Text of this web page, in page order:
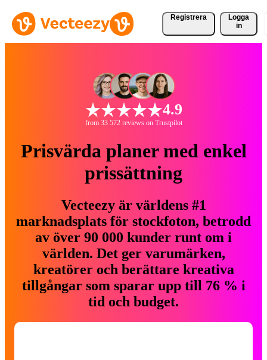
Registrera
Logga
in
4.9
from 33 572 reviews on Trustpilot
Prisvärda planer med enkel
prissättning
Vecteezy är världens #1
marknadsplats för stockfoton, betrodd
av över 90 000 kunder runt om i
världen. Det ger varumärken,
kreatörer och berättare kreativa
tillgångar som sparar upp till 76 % i
tid och budget.